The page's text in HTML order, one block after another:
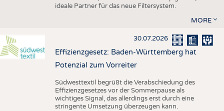
ideale Partner für das neue Filtersystem.
MORE
30.07.2026
Effizienzgesetz: Baden-Württemberg hat
Potenzial zum Vorreiter
Südwesttextil begrüßt die Verabschiedung des
Effizienzgesetzes vor der Sommerpause als
wichtiges Signal, das allerdings erst durch eine
stringente Umsetzung überzeugen kann.